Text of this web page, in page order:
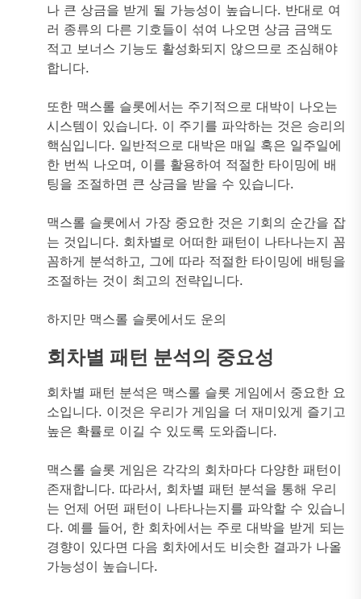
나 큰 상금을 받게 될 가능성이 높습니다. 반대로 여
러 종류의 다른 기호들이 섞여 나오면 상금 금액도
적고 보너스 기능도 활성화되지 않으므로 조심해야
합니다.
또한 맥스롤 슬롯에서는 주기적으로 대박이 나오는
시스템이 있습니다. 이 주기를 파악하는 것은 승리의
핵심입니다. 일반적으로 대박은 매일 혹은 일주일에
한 번씩 나오며, 이를 활용하여 적절한 타이밍에 배
팅을 조절하면 큰 상금을 받을 수 있습니다.
맥스롤 슬롯에서 가장 중요한 것은 기회의 순간을 잡
는 것입니다. 회차별로 어떠한 패턴이 나타나는지 꼼
꼼하게 분석하고, 그에 따라 적절한 타이밍에 배팅을
조절하는 것이 최고의 전략입니다.
하지만 맥스롤 슬롯에서도 운의
회차별 패턴 분석의 중요성
회차별 패턴 분석은 맥스롤 슬롯 게임에서 중요한 요
소입니다. 이것은 우리가 게임을 더 재미있게 즐기고
높은 확률로 이길 수 있도록 도와줍니다.
맥스롤 슬롯 게임은 각각의 회차마다 다양한 패턴이
존재합니다. 따라서, 회차별 패턴 분석을 통해 우리
는 언제 어떤 패턴이 나타나는지를 파악할 수 있습니
다. 예를 들어, 한 회차에서는 주로 대박을 받게 되는
경향이 있다면 다음 회차에서도 비슷한 결과가 나올
가능성이 높습니다.